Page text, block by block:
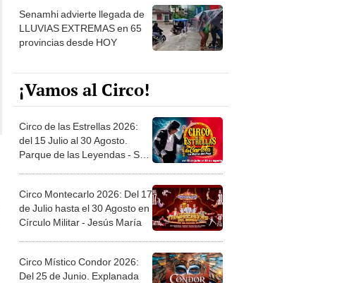
Senamhi advierte llegada de
LLUVIAS EXTREMAS en 65
provincias desde HOY
¡Vamos al Circo!
Circo de las Estrellas 2026:
del 15 Julio al 30 Agosto.
Parque de las Leyendas - San
Circo Montecarlo 2026: Del 17
de Julio hasta el 30 Agosto en
Círculo Militar - Jesús María
Circo Místico Condor 2026:
Del 25 de Junio. Explanada